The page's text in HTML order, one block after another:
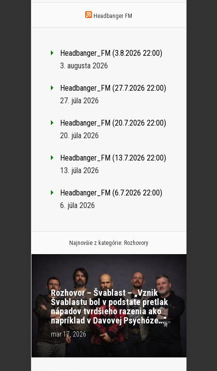
Headbanger FM
Headbanger_FM (3.8.2026 22:00)
3. augusta 2026
Headbanger_FM (27.7.2026 22:00)
27. júla 2026
Headbanger_FM (20.7.2026 22:00)
20. júla 2026
Headbanger_FM (13.7.2026 22:00)
13. júla 2026
Headbanger_FM (6.7.2026 22:00)
6. júla 2026
Najnovšie z kategórie: Rozhovory
Rozhovor – Švablast – „Vznik
Švablastu bol v podstate pretlak
nápadov tvrdšieho razenia ako
napríklad v Davovej Psychóze…“
mar 17, 2026